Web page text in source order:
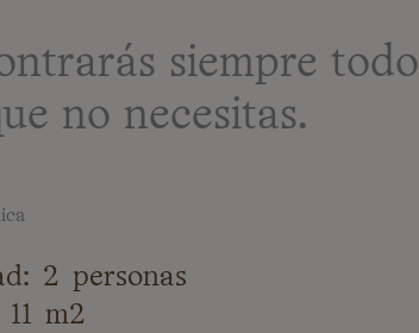
siempre todo
no necesitas.
2 personas
m2